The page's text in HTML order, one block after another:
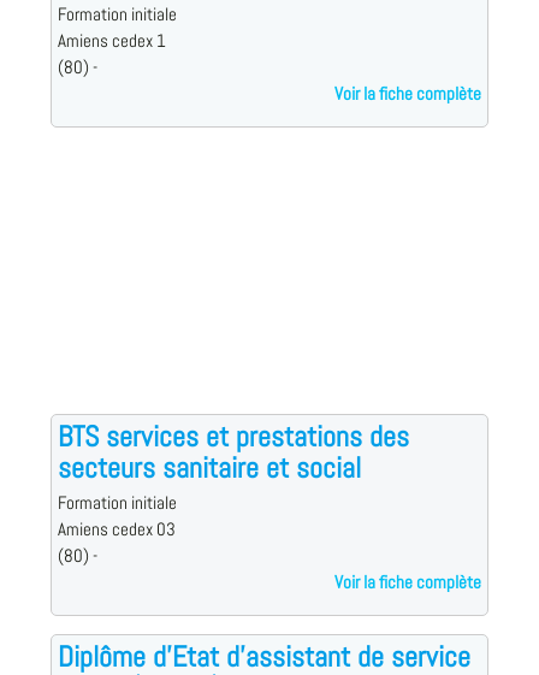
Formation initiale
Amiens cedex 1
(80) -
Voir la fiche complète
BTS services et prestations des
secteurs sanitaire et social
Formation initiale
Amiens cedex 03
(80) -
Voir la fiche complète
Diplôme d'Etat d'assistant de service